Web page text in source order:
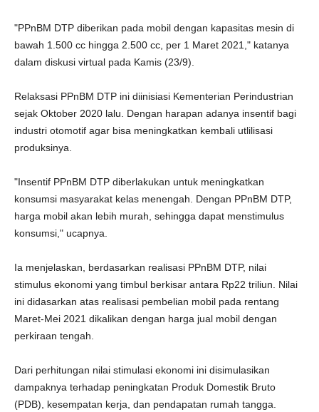
"PPnBM DTP diberikan pada mobil dengan kapasitas mesin di
bawah 1.500 cc hingga 2.500 cc, per 1 Maret 2021," katanya
dalam diskusi virtual pada Kamis (23/9).
Relaksasi PPnBM DTP ini diinisiasi Kementerian Perindustrian
sejak Oktober 2020 lalu. Dengan harapan adanya insentif bagi
industri otomotif agar bisa meningkatkan kembali utlilisasi
produksinya.
"Insentif PPnBM DTP diberlakukan untuk meningkatkan
konsumsi masyarakat kelas menengah. Dengan PPnBM DTP,
harga mobil akan lebih murah, sehingga dapat menstimulus
konsumsi," ucapnya.
Ia menjelaskan, berdasarkan realisasi PPnBM DTP, nilai
stimulus ekonomi yang timbul berkisar antara Rp22 triliun. Nilai
ini didasarkan atas realisasi pembelian mobil pada rentang
Maret-Mei 2021 dikalikan dengan harga jual mobil dengan
perkiraan tengah.
Dari perhitungan nilai stimulasi ekonomi ini disimulasikan
dampaknya terhadap peningkatan Produk Domestik Bruto
(PDB), kesempatan kerja, dan pendapatan rumah tangga.